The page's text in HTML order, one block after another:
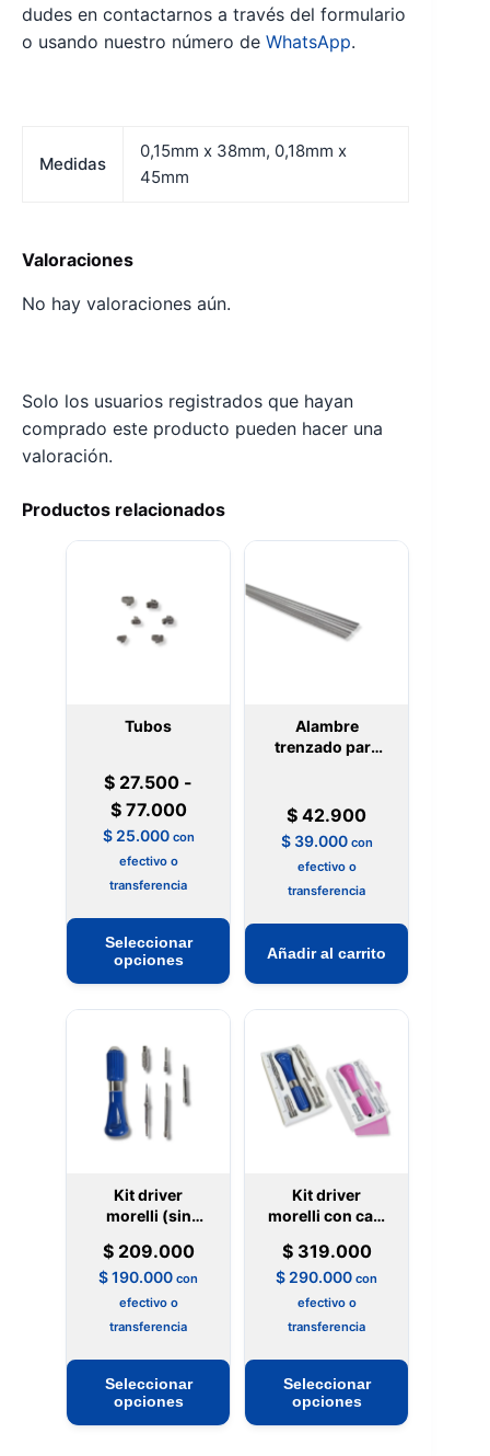
dudes en contactarnos a través del formulario
o usando nuestro número de WhatsApp.
Medidas
0,15mm x 38mm, 0,18mm x
45mm
Valoraciones
No hay valoraciones aún.
Solo los usuarios registrados que hayan
comprado este producto pueden hacer una
valoración.
Productos relacionados
Tubos
$ 27.500 -
$77.000Rango
de
desde
$ 27.500
hasta
$ 77.000
$25.000 con
efectivo o
transferencia
Seleccionar
opciones
Este
producto
tiene
múltiples
variantes.
opciones
página
producto
Alambre
trenzado para
$ 42.900
$39.000 con
efectivo o
transferencia
Añadir al carrito
Kit driver
morelli (sin
$209.000
$190.000 con
efectivo o
transferencia
Seleccionar
opciones
Este
producto
tiene
Kit driver
morelli con caja
$319.000
$ 290.000 con
efectivo o
transferencia
Seleccionar
opciones
Este